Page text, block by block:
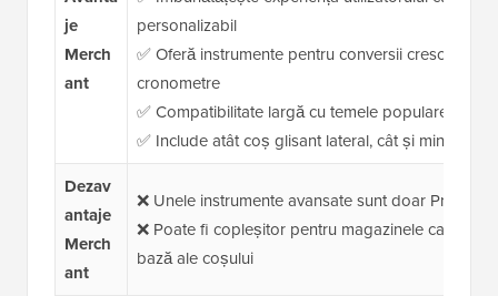
je
Merch
ant
personalizabil
✅ Oferă instrumente pentru conversii crescute,
cronometre
✅ Compatibilitate largă cu temele populare
✅ Include atât coș glisant lateral, cât și mini coș
Dezav
antaje
Merch
ant
❌ Unele instrumente avansate sunt doar Premium
❌ Poate fi copleșitor pentru magazinele care
bază ale coșului